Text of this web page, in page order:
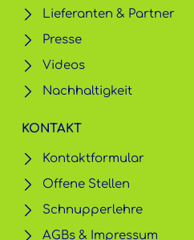
Lieferanten & Partner
Presse
Videos
Nachhaltigkeit
KONTAKT
Kontaktformular
Offene Stellen
Schnupperlehre
AGBs & Impressum